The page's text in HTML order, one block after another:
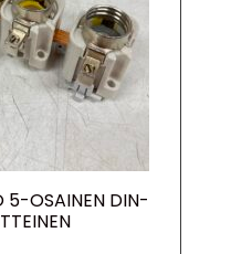
5-OSAINEN DIN-